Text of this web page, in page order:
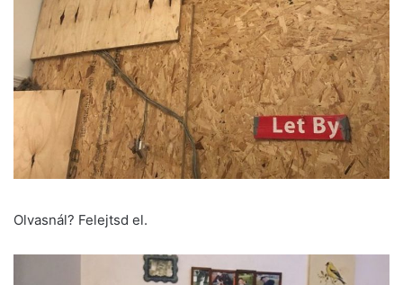
Olvasnál? Felejtsd el.